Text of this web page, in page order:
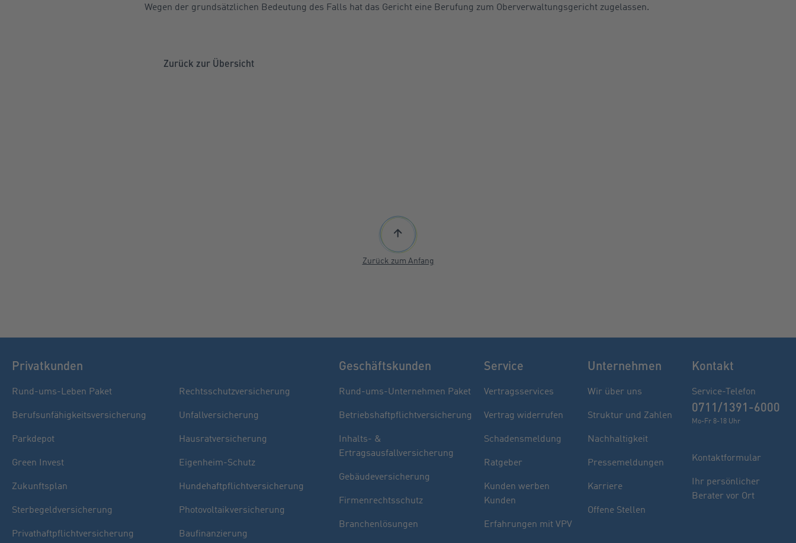
Finden Sie Ihren Berater
Sie haben noch Fragen oder möchten sich
indivuell beraten lassen.
Wegen der grundsätzlichen Bedeutung des Falls hat das Gericht eine Berufung zum Oberverwaltungsgericht zugelassen.
Zurück zur Übersicht
Zurück zum Anfang
Privatkunden
Rund-ums-Leben Paket
Berufsunfähigkeitsversicherung
Parkdepot
Green Invest
Zukunftsplan
Sterbegeldversicherung
Privathaftpflichtversicherung
Rechtsschutzversicherung
Unfallversicherung
Hausratversicherung
Eigenheim-Schutz
Hundehaftpflichtversicherung
Photovoltaikversicherung
Baufinanzierung
Geschäftskunden
Rund-ums-Unternehmen Paket
Betriebshaftpflichtversicherung
Inhalts- &
Ertragsausfallversicherung
Gebäudeversicherung
Firmenrechtsschutz
Branchenlösungen
Service
Vertragsservices
Vertrag widerrufen
Schadensmeldung
Ratgeber
Kunden werben
Kunden
Erfahrungen mit VPV
Unternehmen
Wir über uns
Struktur und Zahlen
Nachhaltigkeit
Pressemeldungen
Karriere
Offene Stellen
Kontakt
Service-Telefon
0711/1391-6000
Mo-Fr 8-18 Uhr
Kontaktformular
Ihr persönlicher
Berater vor Ort